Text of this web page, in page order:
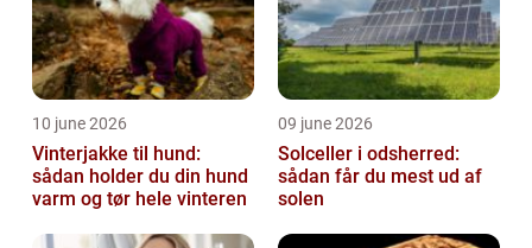
10 june 2026
Vinterjakke til hund:
sådan holder du din hund
varm og tør hele vinteren
09 june 2026
Solceller i odsherred:
sådan får du mest ud af
solen